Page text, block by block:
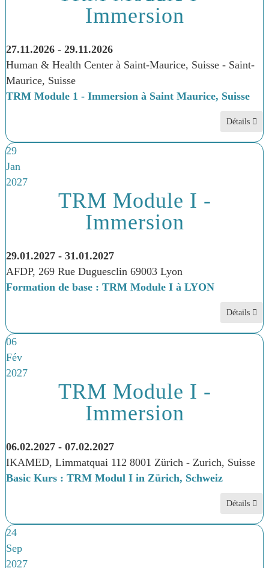
Immersion
27.11.2026- 29.11.2026
Human & Health Center à Saint-Maurice, Suisse - Saint-
Maurice, Suisse
TRM Module 1 - Immersion à Saint Maurice, Suisse
Détails
29
Jan
2027
TRM Module I -
Immersion
29.01.2027- 31.01.2027
AFDP, 269 Rue Duguesclin 69003 Lyon
Formation de base : TRM Module I à LYON
Détails
06
Fév
2027
TRM Module I -
Immersion
06.02.2027- 07.02.2027
IKAMED, Limmatquai 112 8001 Zürich - Zurich, Suisse
Basic Kurs : TRM Modul I in Zürich, Schweiz
Détails
24
Sep
2027